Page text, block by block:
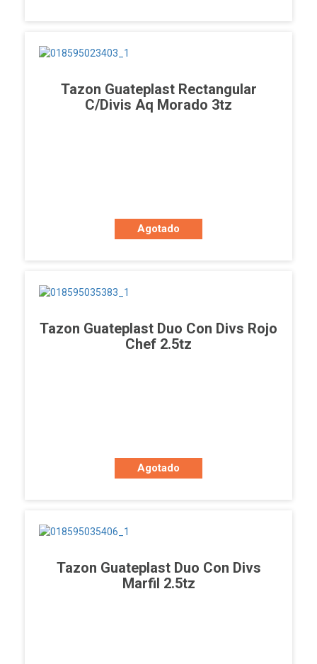
Tazon Guateplast Rectangular
C/divis Aq Morado 3tz
Agotado
Tazon Guateplast Duo Con Divs Rojo
Chef 2.5tz
Agotado
Tazon Guateplast Duo Con Divs
Marfil 2.5tz